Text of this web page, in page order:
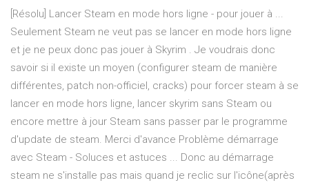
[Résolu] Lancer Steam en mode hors ligne - pour jouer à ...
Seulement Steam ne veut pas se lancer en mode hors ligne
et je ne peux donc pas jouer à Skyrim . Je voudrais donc
savoir si il existe un moyen (configurer steam de manière
différentes, patch non-officiel, cracks) pour forcer steam à se
lancer en mode hors ligne, lancer skyrim sans Steam ou
encore mettre à jour Steam sans passer par le programme
d'update de steam. Merci d'avance Problème démarrage
avec Steam - Soluces et astuces ... Donc au démarrage
steam ne s'installe pas mais quand je reclic sur l'icône(après